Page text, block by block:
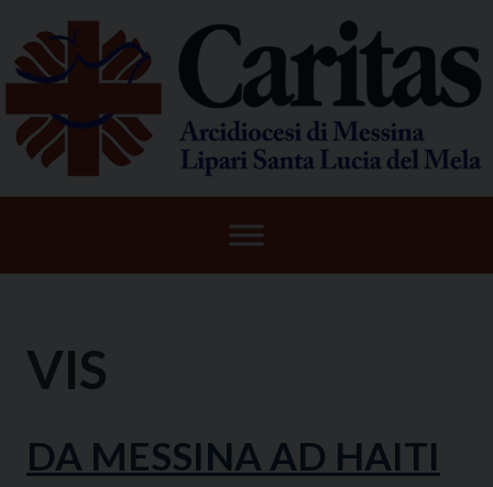
content
VIS
DA MESSINA AD HAITI